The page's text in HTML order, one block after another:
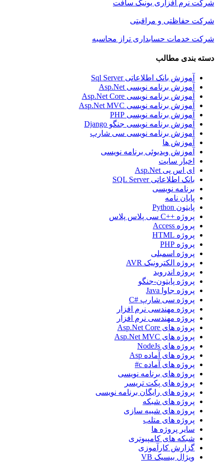
شرکت نرم افزاری یونیک سافت
شرکت حفاظتی و مراقبتی
شرکت خدمات حسابداری تراز محاسبه
دسته بندی مطالب
آموزش بانک اطلاعاتی Sql Server
آموزش برنامه نویسی Asp.Net
آموزش برنامه نویسی Asp.Net Core
آموزش برنامه نویسی Asp.Net MVC
آموزش برنامه نویسی PHP
آموزش برنامه نویسی جنگو Django
آموزش برنامه نویسی سی شارپ
آموزش ها
آموزش ویدیوئی برنامه نویسی
اخبار سایت
ای اس پی Asp.Net
بانک اطلاعاتی SQL Server
برنامه نویسی
پایان نامه
پایتون Python
پروژه ++C سی پلاس پلاس
پروژه Access
پروژه HTML
پروژه PHP
پروژه اسمبلی
پروژه الکترونیک AVR
پروژه اندروید
پروژه پایتون-جنگو
پروژه جاوا Java
پروژه سی شارپ #C
پروژه مهندسی نرم افزار
پروژه مهندسی نرم افزار
پروژه های Asp.Net Core
پروژه های Asp.Net MVC
پروژه های NodeJs
پروژه های آماده Asp
پروژه های آماده c#
پروژه های برنامه نویسی
پروژه های پکت تریسر
پروژه های رایگان برنامه نویسی
پروژه های شبکه
پروژه های شبیه سازی
پروژه های متلب
سایر پروژه ها
شبکه های کامپیوتری
گزارش کارآموزی
ویژال بیسیک VB